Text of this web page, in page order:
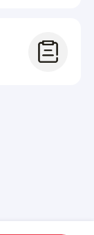
期助学金
金;
助金发放